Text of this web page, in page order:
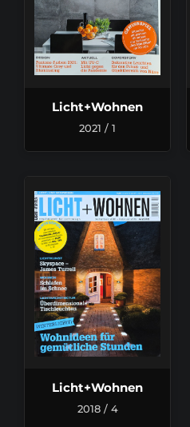
Licht+Wohnen
2021 / 1
Licht+Wohnen
2018 / 4